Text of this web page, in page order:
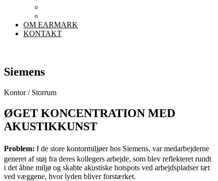
OM EARMARK
KONTAKT
Siemens
Kontor / Storrum
ØGET KONCENTRATION MED
AKUSTIKKUNST
Problem: I de store kontormiljøer hos Siemens, var medarbejderne
generet af støj fra deres kollegers arbejde, som blev reflekteret rundt
i det åbne miljø og skabte akustiske hotspots ved arbejdspladser tæt
ved væggene, hvor lyden bliver forstærket.